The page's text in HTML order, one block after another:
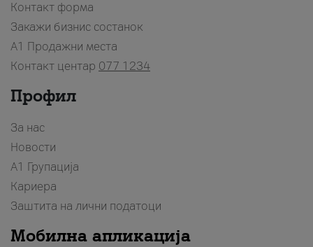
Контакт форма
Закажи бизнис состанок
A1 Продажни места
Контакт центар 077 1234
Профил
За нас
Новости
А1 Групација
Кариера
Заштита на лични податоци
Мобилна апликација